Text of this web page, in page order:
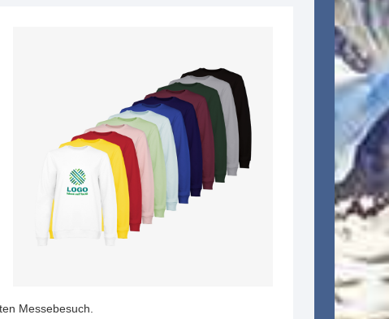
Messebesuch.